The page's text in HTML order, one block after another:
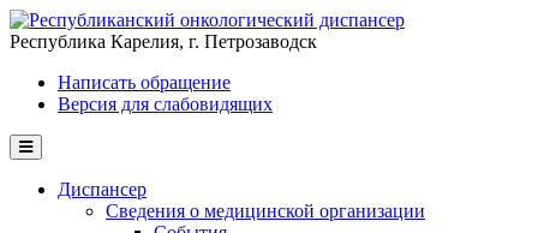
Перейти к основному содержанию
Республика Карелия, г. Петрозаводск
Написать обращение
Версия для слабовидящих
Диспансер
Сведения о медицинской организации